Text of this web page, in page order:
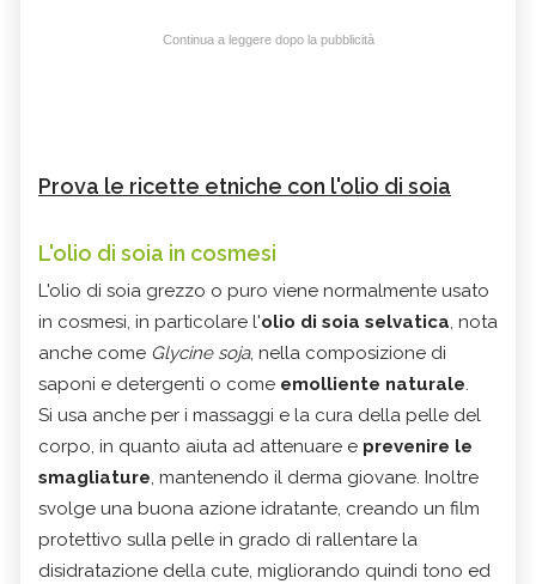
Continua a leggere dopo la pubblicità
Prova le ricette etniche con l'olio di soia
L'olio di soia in cosmesi
L'olio di soia grezzo o puro viene normalmente usato
in cosmesi, in particolare l'olio di soia selvatica, nota
anche come Glycine soja, nella composizione di
saponi e detergenti o come emolliente naturale.
Si usa anche per i massaggi e la cura della pelle del
corpo, in quanto aiuta ad attenuare e prevenire le
smagliature, mantenendo il derma giovane. Inoltre
svolge una buona azione idratante, creando un film
protettivo sulla pelle in grado di rallentare la
disidratazione della cute, migliorando quindi tono ed